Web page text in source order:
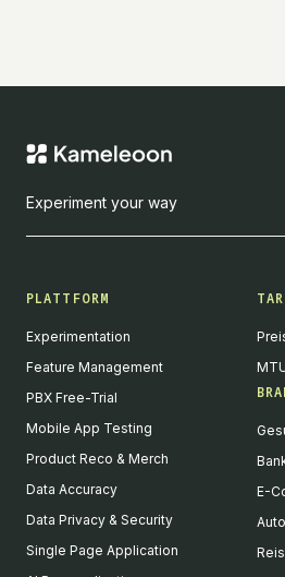
Experiment your way
PLATTFORM
Experimentation
Feature Management
PBX Free-Trial
Mobile App Testing
Product Reco & Merch
Data Accuracy
Data Privacy & Security
Single Page Application
E-